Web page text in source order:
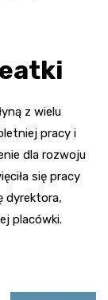
z wielu
pracy i
dla rozwoju
się pracy
dyrektora,
placówki.